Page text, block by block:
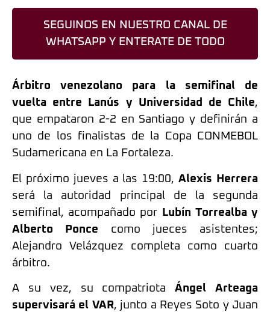
SEGUINOS EN NUESTRO CANAL DE
WHATSAPP Y ENTERATE DE TODO
Árbitro venezolano para la semifinal de
vuelta entre Lanús y Universidad de Chile,
que empataron 2-2 en Santiago y definirán a
uno de los finalistas de la Copa CONMEBOL
Sudamericana en La Fortaleza.
El próximo jueves a las 19:00,Alexis Herrera
será la autoridad principal de la segunda
semifinal, acompañado por
Lubín Torrealba y
Alberto Ponce como jueces asistentes;
Alejandro Velázquez completa como cuarto
árbitro.
A su vez, su compatriotaÁngel Arteaga
supervisará el VAR, junto a Reyes Soto y Juan